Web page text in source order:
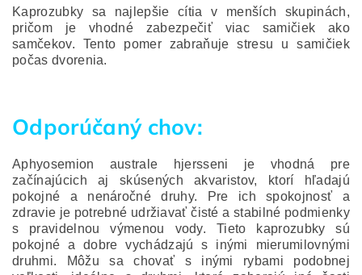
Kaprozubky sa najlepšie cítia v menších skupinách,
pričom je vhodné zabezpečiť viac samičiek ako
samčekov. Tento pomer zabraňuje stresu u samičiek
počas dvorenia.
Odporúčaný chov:
Aphyosemion australe hjersseni je vhodná pre
začínajúcich aj skúsených akvaristov, ktorí hľadajú
pokojné a nenáročné druhy. Pre ich spokojnosť a
zdravie je potrebné udržiavať čisté a stabilné podmienky
s pravidelnou výmenou vody. Tieto kaprozubky sú
pokojné a dobre vychádzajú s inými mierumilovnými
druhmi. Môžu sa chovať s inými rybami podobnej